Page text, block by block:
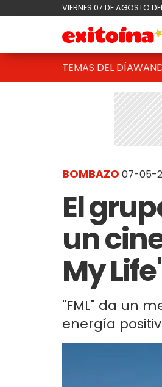
VIERNES 07 DE AGOSTO
TEMAS DEL DÍA
BOMBAZO 07-05-
El
un
My
"FML" da un
energía